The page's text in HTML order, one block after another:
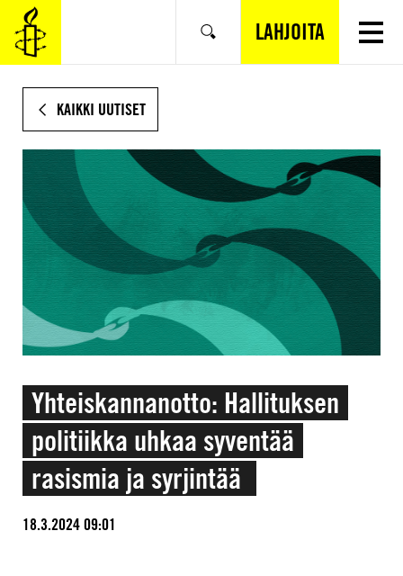
SIIRRY
VARSINAISEEN
SISÄLTÖÖN
Hae LAHJOITA
KAIKKI UUTISET
Yhteiskannanotto: Hallituksen
politiikka uhkaa syventää
rasismia ja syrjintää
18.3.2024 09:01